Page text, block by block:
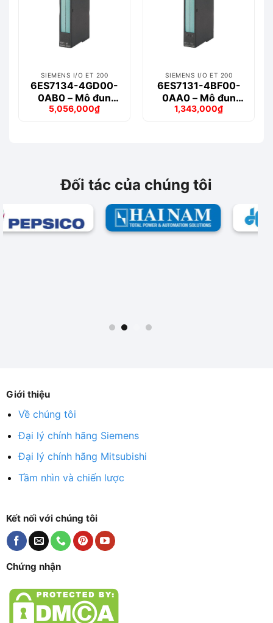
SIEMENS I/O ET 200
6ES7134-4GD00-
0AB0 – Mô đun
ET200S 4AI
Giá
5,056,000₫
Giá
SIEMENS I/O ET 200
6ES7131-4BF00-
0AA0 – Mô đun
ET200S 8DI
Giá
1,343,000₫
Giá
Đối tác của chúng tôi
Giới thiệu
Về chúng tôi
Đại lý chính hãng Siemens
Đại lý chính hãng Mitsubishi
Tầm nhìn và chiến lược
Kết nối với chúng tôi
Chứng nhận